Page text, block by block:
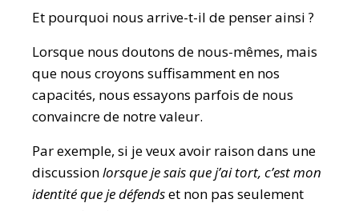
Et pourquoi nous arrive-t-il de penser ainsi ?
Lorsque nous doutons de nous-mêmes, mais
que nous croyons suffisamment en nos
capacités, nous essayons parfois de nous
convaincre de notre valeur.
Par exemple, si je veux avoir raison dans une
discussionlorsque je sais que j’ai tort, c’est mon
identité que je défendset non pas seulement